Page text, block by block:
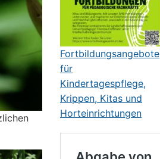
Fortbildungsangebote
für
Kindertagespflege,
Krippen, Kitas und
Horteinrichtungen